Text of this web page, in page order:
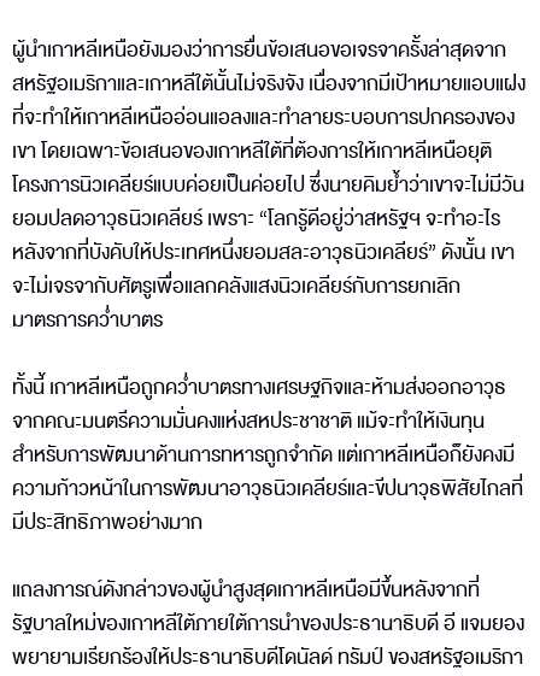
ผู้นำเกาหลีเหนือยังมองว่าการยื่นข้อเสนอขอเจรจาครั้งล่าสุดจาก
สหรัฐอเมริกาและเกาหลีใต้นั้นไม่จริงจัง เนื่องจากมีเป้าหมายแอบแฝง
ที่จะทำให้เกาหลีเหนืออ่อนแอลงและทำลายระบอบการปกครองของ
เขา โดยเฉพาะข้อเสนอของเกาหลีใต้ที่ต้องการให้เกาหลีเหนือยุติ
โครงการนิวเคลียร์แบบค่อยเป็นค่อยไป ซึ่งนายคิมย้ำว่าเขาจะไม่มีวัน
ยอมปลดอาวุธนิวเคลียร์ เพราะ “โลกรู้ดีอยู่ว่าสหรัฐฯ จะทำอะไร
หลังจากที่บังคับให้ประเทศหนึ่งยอมสละอาวุธนิวเคลียร์” ดังนั้น เขา
จะไม่เจรจากับศัตรูเพื่อแลกคลังแสงนิวเคลียร์กับการยกเลิก
มาตรการคว่ำบาตร
ทั้งนี้ เกาหลีเหนือถูกคว่ำบาตรทางเศรษฐกิจและห้ามส่งออกอาวุธ
จากคณะมนตรีความมั่นคงแห่งสหประชาชาติ แม้จะทำให้เงินทุน
สำหรับการพัฒนาด้านการทหารถูกจำกัด แต่เกาหลีเหนือก็ยังคงมี
ความก้าวหน้าในการพัฒนาอาวุธนิวเคลียร์และขีปนาวุธพิสัยไกลที่
มีประสิทธิภาพอย่างมาก
แถลงการณ์ดังกล่าวของผู้นำสูงสุดเกาหลีเหนือมีขึ้นหลังจากที่
รัฐบาลใหม่ของเกาหลีใต้ภายใต้การนำของประธานาธิบดี อี แจมยอง
พยายามเรียกร้องให้ประธานาธิบดีโดนัลด์ ทรัมป์ ของสหรัฐอเมริกา